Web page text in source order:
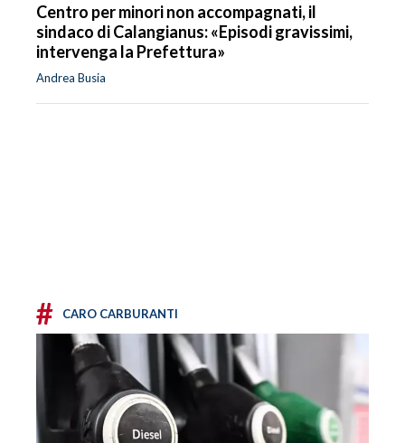
Centro per minori non accompagnati, il
sindaco di Calangianus: «Episodi gravissimi,
intervenga la Prefettura»
Andrea Busia
# CARO CARBURANTI